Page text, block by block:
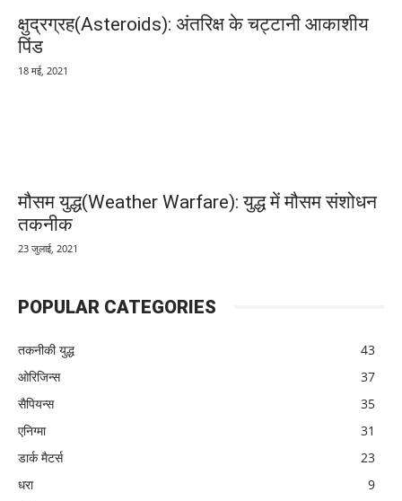
क्षुद्रग्रह(Asteroids): अंतरिक्ष के चट्टानी आकाशीय
पिंड
18 मई, 2021
मौसम युद्ध(Weather Warfare): युद्ध में मौसम संशोधन
तकनीक
23 जुलाई, 2021
POPULAR CATEGORIES
तकनीकी युद्ध
43
ओरिजिन्स
37
सैपियन्स
35
एनिग्मा
31
डार्क मैटर्स
23
धरा
9